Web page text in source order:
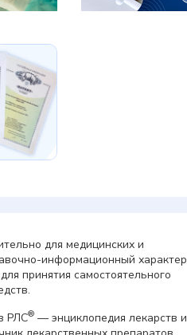
для медицинских и
информационный характер
принятия самостоятельного
РЛС® — энциклопедия лекарств и